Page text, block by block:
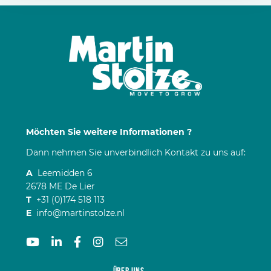
Möchten Sie weitere Informationen ?
Dann nehmen Sie unverbindlich Kontakt zu uns auf:
ALeemidden 6
2678 ME De Lier
T+31 (0)174 518 113
Einfo@martinstolze.nl